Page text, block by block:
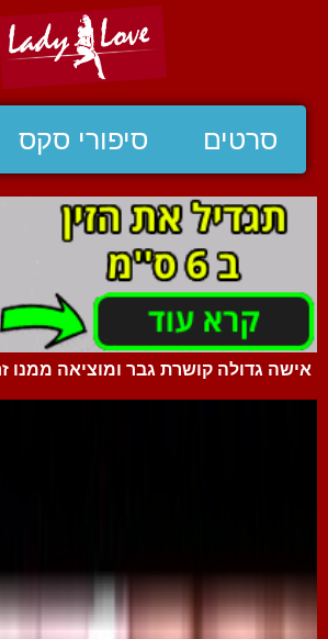
סרטים סיפורי סקס
אישה גדולה קושרת גבר ומוציאה ממנו